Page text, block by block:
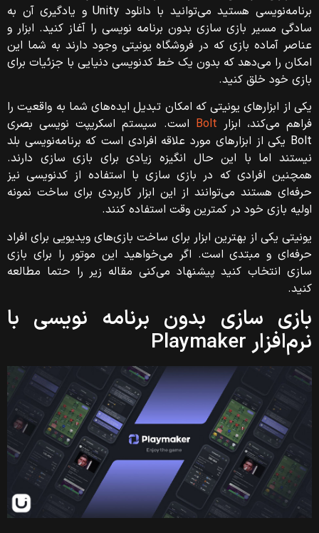
برنامه‌نویسی هستید می‌توانید با دانلود Unity و یادگیری آن به
سادگی مسیر بازی سازی بدون برنامه نویسی را آغاز کنید. ابزار و
عناصر آماده بازی که در فروشگاه یونیتی وجود دارند به شما این
امکان را می‌دهد که بدون یک خط کدنویسی دنیایی با جزئیات برای
بازی خود خلق کنید.
یکی از ابزارهای یونیتی که امکان تبدیل ایده‌های شما به واقعیت را
فراهم می‌کند، ابزار Boltاست. سیستم اسکریپت نویسی بصری
Bolt یکی از ابزارهای مورد علاقه افرادی است که برنامه‌نویسی بلد
نیستند اما با این حال انگیزه زیادی برای بازی سازی دارند.
همچنین افرادی که در بازی سازی با استفاده از کدنویسی نیز
حرفه‌ای هستند می‌توانند از این ابزار کاربردی برای ساخت نمونه‌
اولیه بازی خود در کمترین وقت استفاده کنند.
یونیتی یکی از بهترین ابزار برای ساخت بازی‌های ویدیویی برای افراد
حرفه‌ای و مبتدی است. اگر می‌خواهید این موتور را برای بازی
سازی انتخاب کنید پیشنهاد می‌کنی مقاله زیر را حتما مطالعه
کنید.
بازی سازی بدون برنامه نویسی با
نرم‌افزار Playmaker